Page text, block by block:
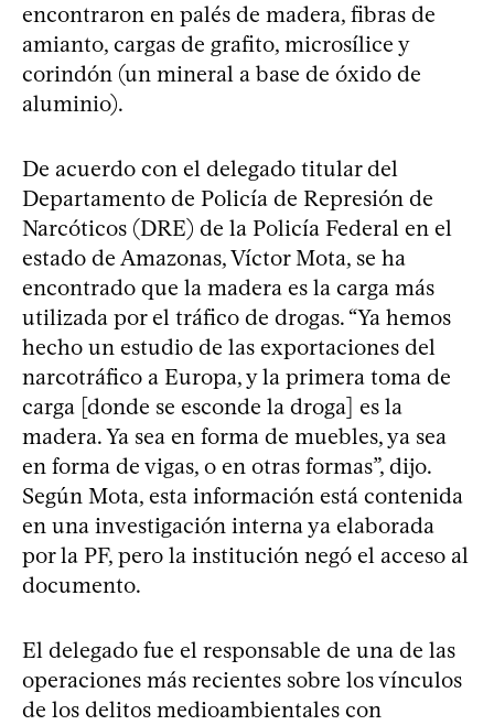
encontraron en palés de madera, fibras de
amianto, cargas de grafito, microsílice y
corindón (un mineral a base de óxido de
aluminio).
De acuerdo con el delegado titular del
Departamento de Policía de Represión de
Narcóticos (DRE) de la Policía Federal en el
estado de Amazonas, Víctor Mota, se ha
encontrado que la madera es la carga más
utilizada por el tráfico de drogas. “Ya hemos
hecho un estudio de las exportaciones del
narcotráfico a Europa, y la primera toma de
carga [donde se esconde la droga] es la
madera. Ya sea en forma de muebles, ya sea
en forma de vigas, o en otras formas”, dijo.
Según Mota, esta información está contenida
en una investigación interna ya elaborada
por la PF, pero la institución negó el acceso al
documento.
El delegado fue el responsable de una de las
operaciones más recientes sobre los vínculos
de los delitos medioambientales con